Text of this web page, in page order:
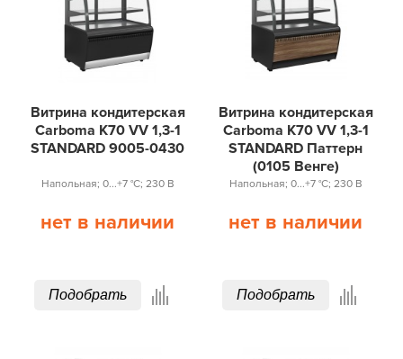
Витрина кондитерская
Carboma K70 VV 1,3-1
STANDARD 9005-0430
Напольная; 0...+7 °С; 230 В
нет в наличии
Подобрать
Витрина кондитерская
Carboma K70 VV 1,3-1
STANDARD Паттерн
(0105 Венге)
Напольная; 0...+7 °С; 230 В
нет в наличии
Подобрать